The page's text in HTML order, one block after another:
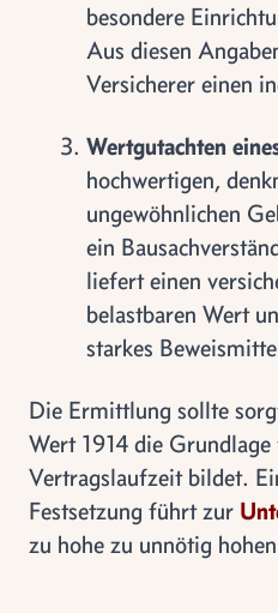
besondere
Aus diesen
Versicherer einen
Wertgutachten
hochwertigen,
ungewöhnlichen
ein
liefert einen
belastbaren Wert
starkes
Die Ermittlung sollte
Wert 1914 die
Vertragslaufzeit bildet.
Festsetzung führt zur
zu hohe zu unnötig